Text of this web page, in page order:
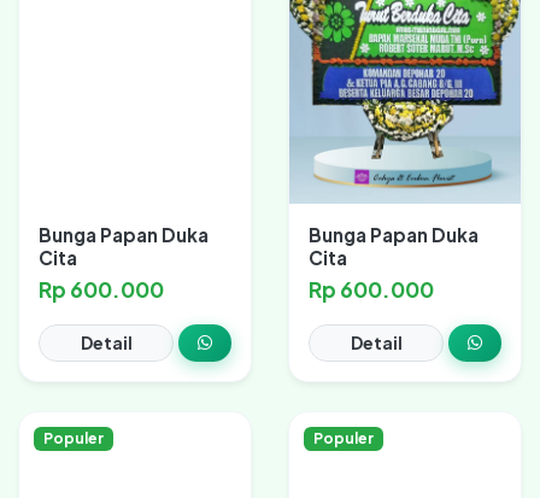
Bunga Papan Duka
Cita
Rp 600.000
Detail
Bunga Papan Duka
Cita
Rp 600.000
Detail
Populer Populer